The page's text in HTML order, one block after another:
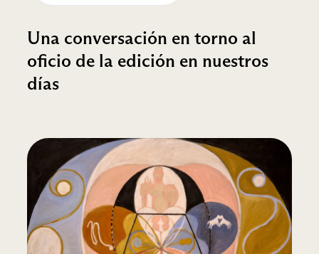
Una conversación en torno al
oficio de la edición en nuestros
días